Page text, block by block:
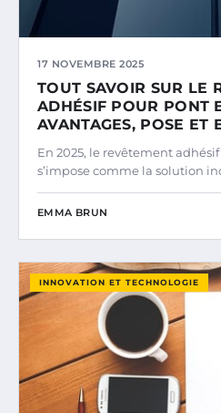
17 NOVEMBRE 2025
TOUT SAVOIR SUR LE
ADHÉSIF POUR PONT
AVANTAGES, POSE ET
En 2025, le revêtement
s’impose comme la solution
EMMA BRUN
INNOVATION ET TECHNOLOGIE